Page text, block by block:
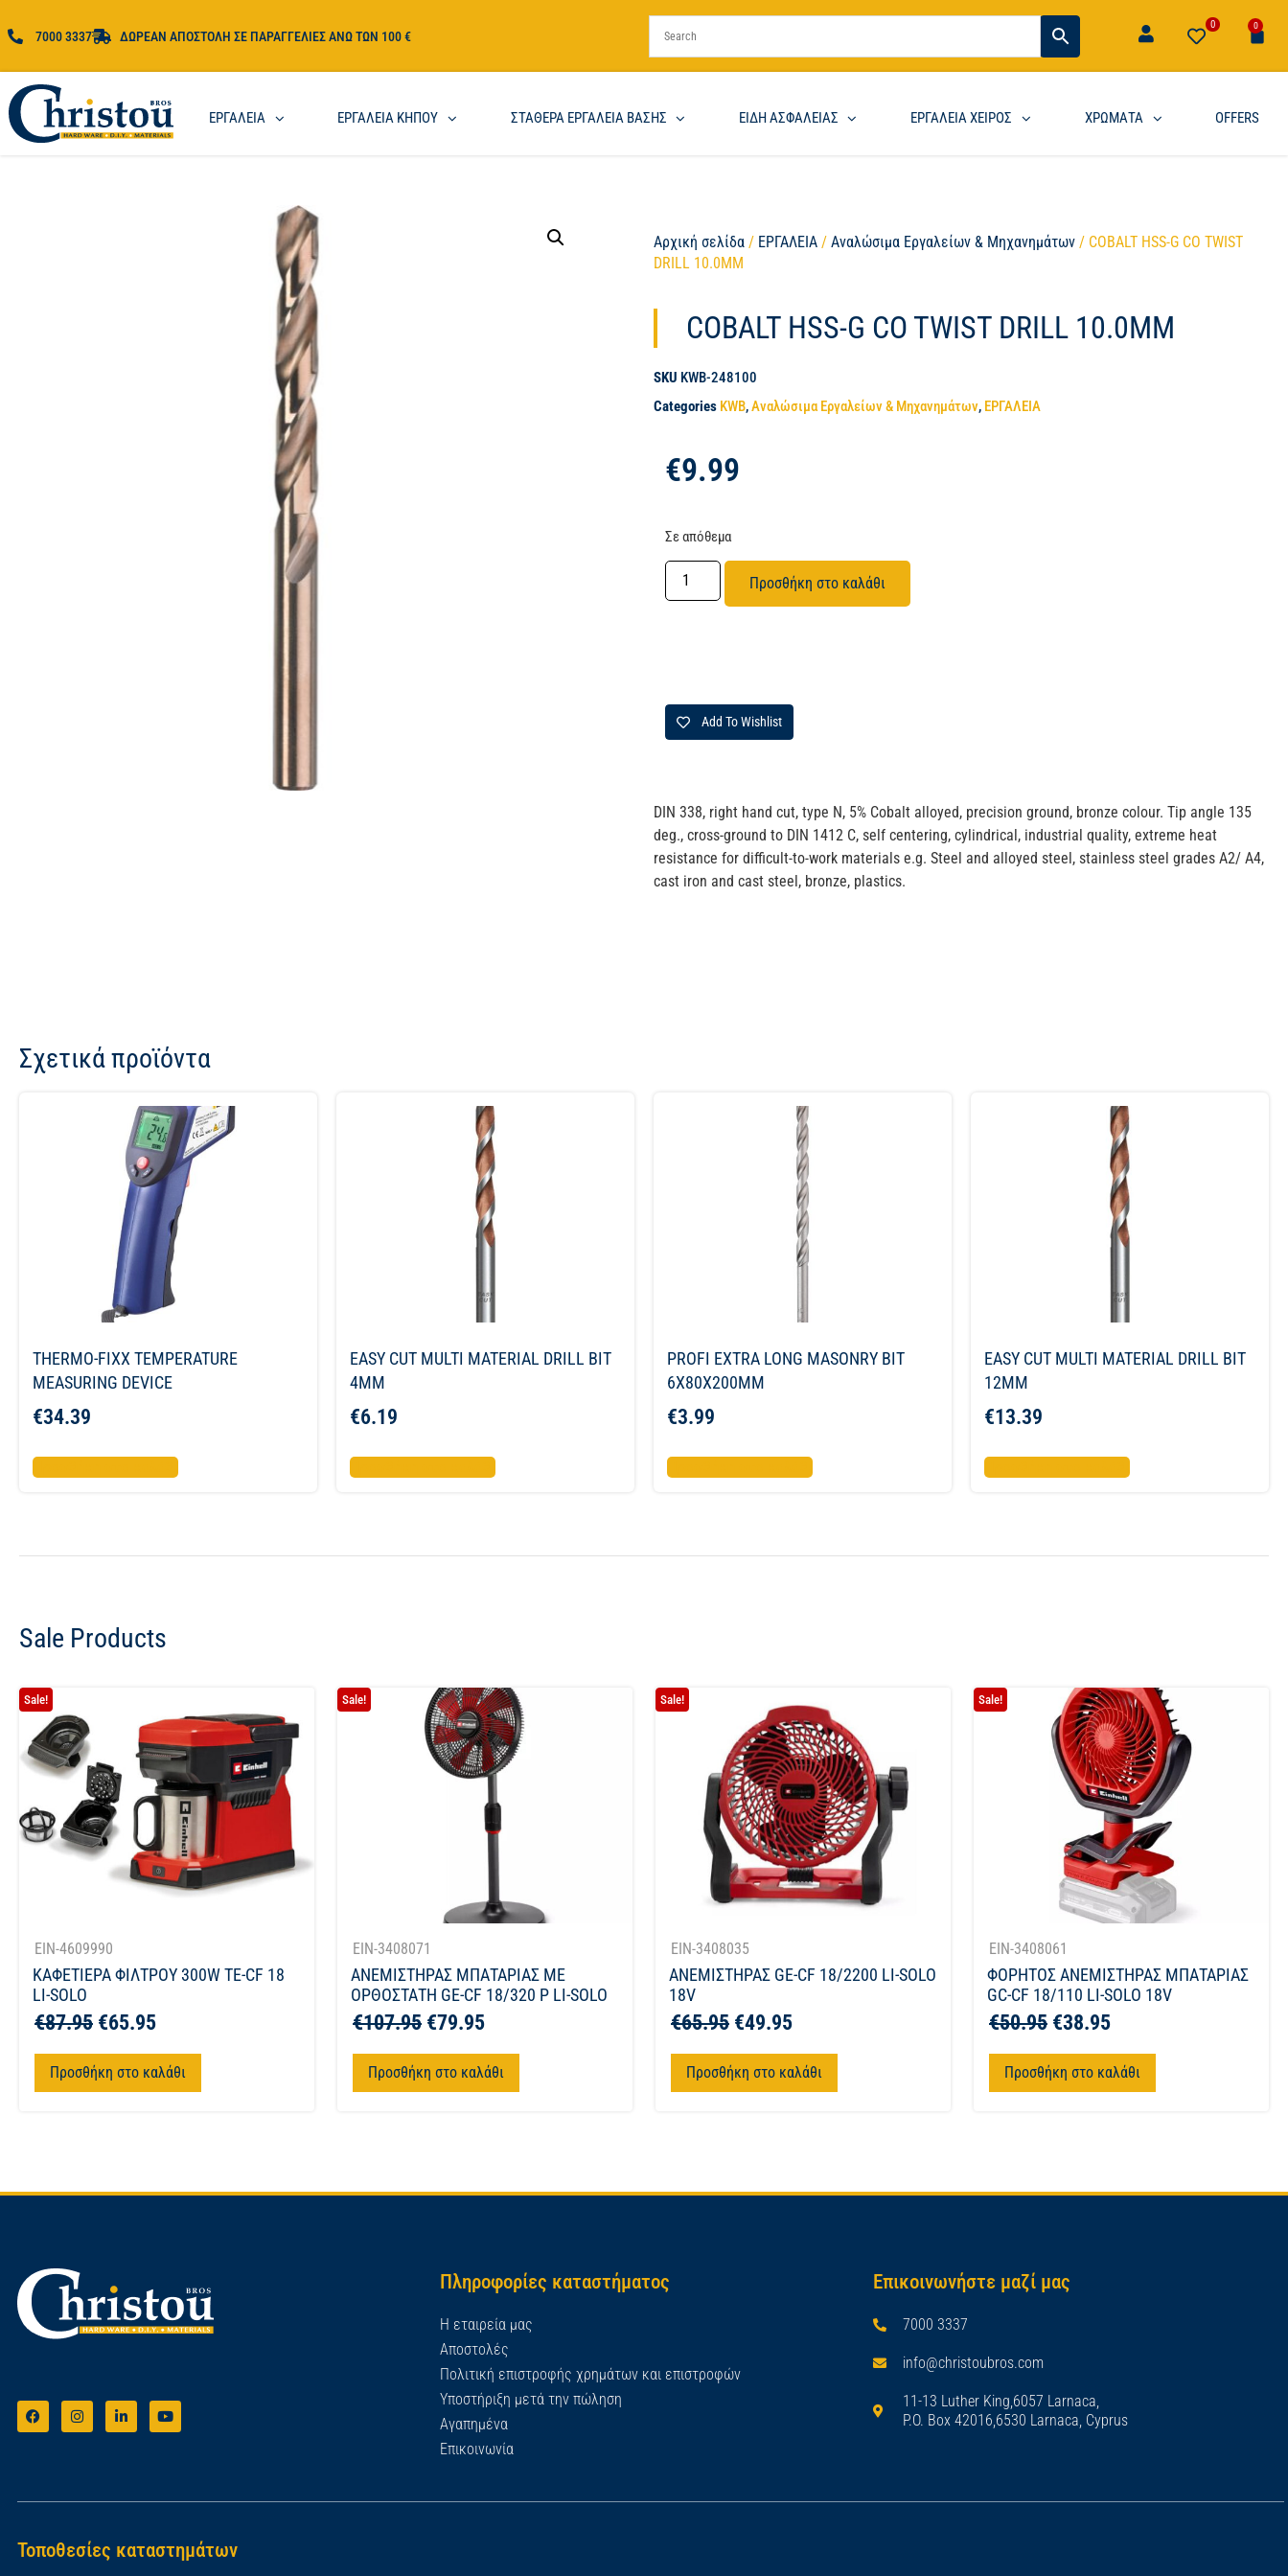
7000 3337 ΔΩΡΕΑΝ ΑΠΟΣΤΟΛΗ ΣΕ ΠΑΡΑΓΓΕΛΙΕΣ ΑΝΩ ΤΩΝ 100 €
0 0
ΕΡΓΑΛΕΙΑ ΕΡΓΑΛΕΙΑ ΚΗΠΟΥ ΣΤΑΘΕΡΑ ΕΡΓΑΛΕΙΑ ΒΑΣΗΣ ΕΙΔΗ ΑΣΦΑΛΕΙΑΣ ΕΡΓΑΛΕΙΑ ΧΕΙΡΟΣ ΧΡΩΜΑΤΑ OFFERS
Αρχική σελίδα / ΕΡΓΑΛΕΙΑ /Αναλώσιμα Εργαλείων & Μηχανημάτων / COBALT HSS-G CO TWIST
DRILL 10.0MM
COBALT HSS-G CO TWIST DRILL 10.0MM
SKU KWB-248100
Categories KWB,Αναλώσιμα Εργαλείων & Μηχανημάτων, ΕΡΓΑΛΕΙΑ
€9.99
Σε απόθεμα
Προσθήκη στο καλάθι
Add To Wishlist
DIN 338, right hand cut, type N, 5% Cobalt alloyed, precision ground, bronze colour. Tip angle 135
deg., cross-ground to DIN 1412 C, self centering, cylindrical, industrial quality, extreme heat
resistance for difficult-to-work materials e.g. Steel and alloyed steel, stainless steel grades A2/ A4,
cast iron and cast steel, bronze, plastics.
Σχετικά προϊόντα
THERMO-FIXX TEMPERATURE
MEASURING DEVICE
€34.39
EASY CUT MULTI MATERIAL DRILL BIT
4MM
€6.19
PROFI EXTRA LONG MASONRY BIT
6X80X200MM
€3.99
EASY CUT MULTI MATERIAL DRILL BIT
12MM
€13.39
Sale Products
Sale!
EIN-4609990
ΚΑΦΕΤΙΕΡΑ ΦΙΛΤΡΟΥ 300W TE-CF 18
LI-SOLO
€87.95 €65.95
Προσθήκη στο καλάθι
Sale!
EIN-3408071
ΑΝΕΜΙΣΤΗΡΑΣ ΜΠΑΤΑΡΙΑΣ ΜΕ
ΟΡΘΟΣΤΑΤΗ GE-CF 18/320 P LI-SOLO
€107.95 €79.95
Προσθήκη στο καλάθι
Sale!
EIN-3408035
ΑΝΕΜΙΣΤΗΡΑΣ GE-CF 18/2200 LI-SOLO
18V
€65.95 €49.95
Προσθήκη στο καλάθι
Sale!
EIN-3408061
ΦΟΡΗΤΟΣ ΑΝΕΜΙΣΤΗΡΑΣ ΜΠΑΤΑΡΙΑΣ
GC-CF 18/110 LI-SOLO 18V
€50.95 €38.95
Προσθήκη στο καλάθι
Πληροφορίες καταστήματος
Η εταιρεία μας
Αποστολές
Πολιτική επιστροφής χρημάτων και επιστροφών
Υποστήριξη μετά την πώληση
Αγαπημένα
Επικοινωνία
Επικοινωνήστε μαζί μας
7000 3337
info@christoubros.com
11-13 Luther King,6057 Larnaca,
P.O. Box 42016,6530 Larnaca, Cyprus
Τοποθεσίες καταστημάτων